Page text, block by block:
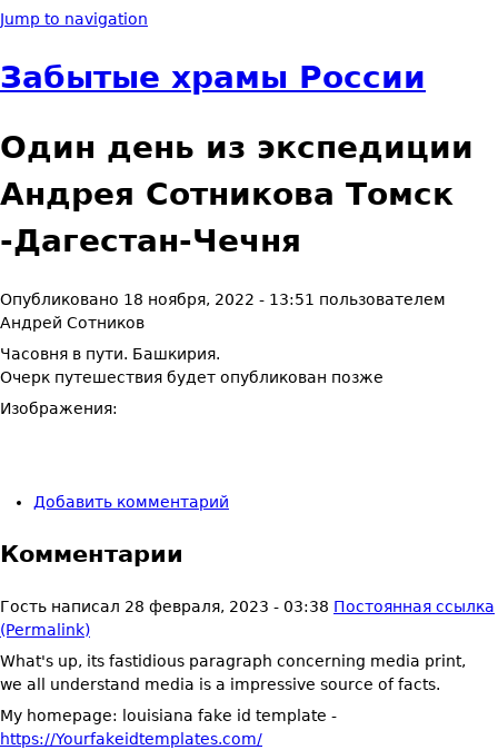
Jump to navigation
Забытые храмы России
Один день из экспедиции
Андрея Сотникова Томск
-Дагестан-Чечня
Опубликовано 18 ноября, 2022 - 13:51 пользователем
Андрей Сотников
Часовня в пути. Башкирия.
Очерк путешествия будет опубликован позже
Изображения:
Добавить комментарий
Комментарии
Гость написал 28 февраля, 2023 - 03:38 Постоянная ссылка
(Permalink)
What's up, its fastidious paragraph concerning media print,
we all understand media is a impressive source of facts.
My homepage: louisiana fake id template -
https://Yourfakeidtemplates.com/